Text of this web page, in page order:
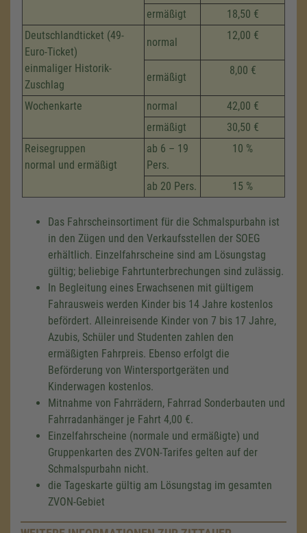
ermäßigt
18,50 €
Deutschlandticket (49-
Euro-Ticket)
einmaliger Historik-
Zuschlag
normal
12,00 €
ermäßigt
8,00 €
Wochenkarte normal
42,00 €
ermäßigt
30,50 €
Reisegruppen
normal und ermäßigt
ab 6 – 19
Pers.
10 %
ab 20 Pers. 15 %
Das Fahrscheinsortiment für die Schmalspurbahn ist
in den Zügen und den Verkaufsstellen der SOEG
erhältlich. Einzelfahrscheine sind am Lösungstag
gültig; beliebige Fahrtunterbrechungen sind zulässig.
In Begleitung eines Erwachsenen mit gültigem
Fahrausweis werden Kinder bis 14 Jahre kostenlos
befördert. Alleinreisende Kinder von 7 bis 17 Jahre,
Azubis, Schüler und Studenten zahlen den
ermäßigten Fahrpreis. Ebenso erfolgt die
Beförderung von Wintersportgeräten und
Kinderwagen kostenlos.
Mitnahme von Fahrrädern, Fahrrad Sonderbauten und
Fahrradanhänger je Fahrt 4,00 €.
Einzelfahrscheine (normale und ermäßigte) und
Gruppenkarten des ZVON-Tarifes gelten auf der
Schmalspurbahn nicht.
die Tageskarte gültig am Lösungstag im gesamten
ZVON-Gebiet